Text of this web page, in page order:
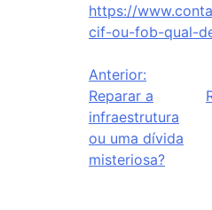
https://
cif-ou-fob-qual-
Anterior:
Reparar a
infraestrutura
ou uma dívida
misteriosa?